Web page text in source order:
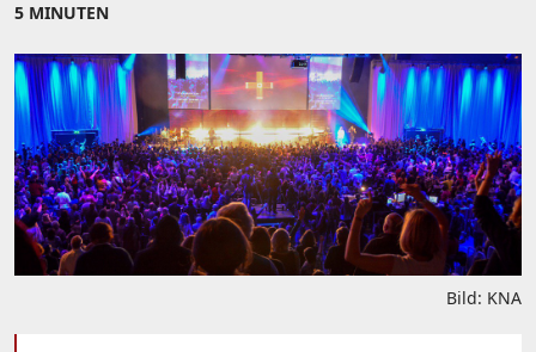
5 MINUTEN
Bild: KNA